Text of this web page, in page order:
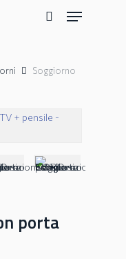
Menu
Soggiorno
porta